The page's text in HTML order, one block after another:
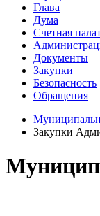
Глава
Дума
Счетная
Документы
Закупки
Безопасность
Обращения
Закупки